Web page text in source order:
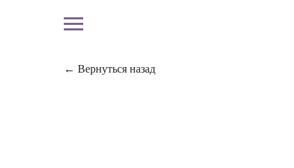
← Вернуться назад